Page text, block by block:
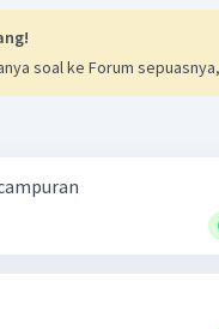
soal ke Forum